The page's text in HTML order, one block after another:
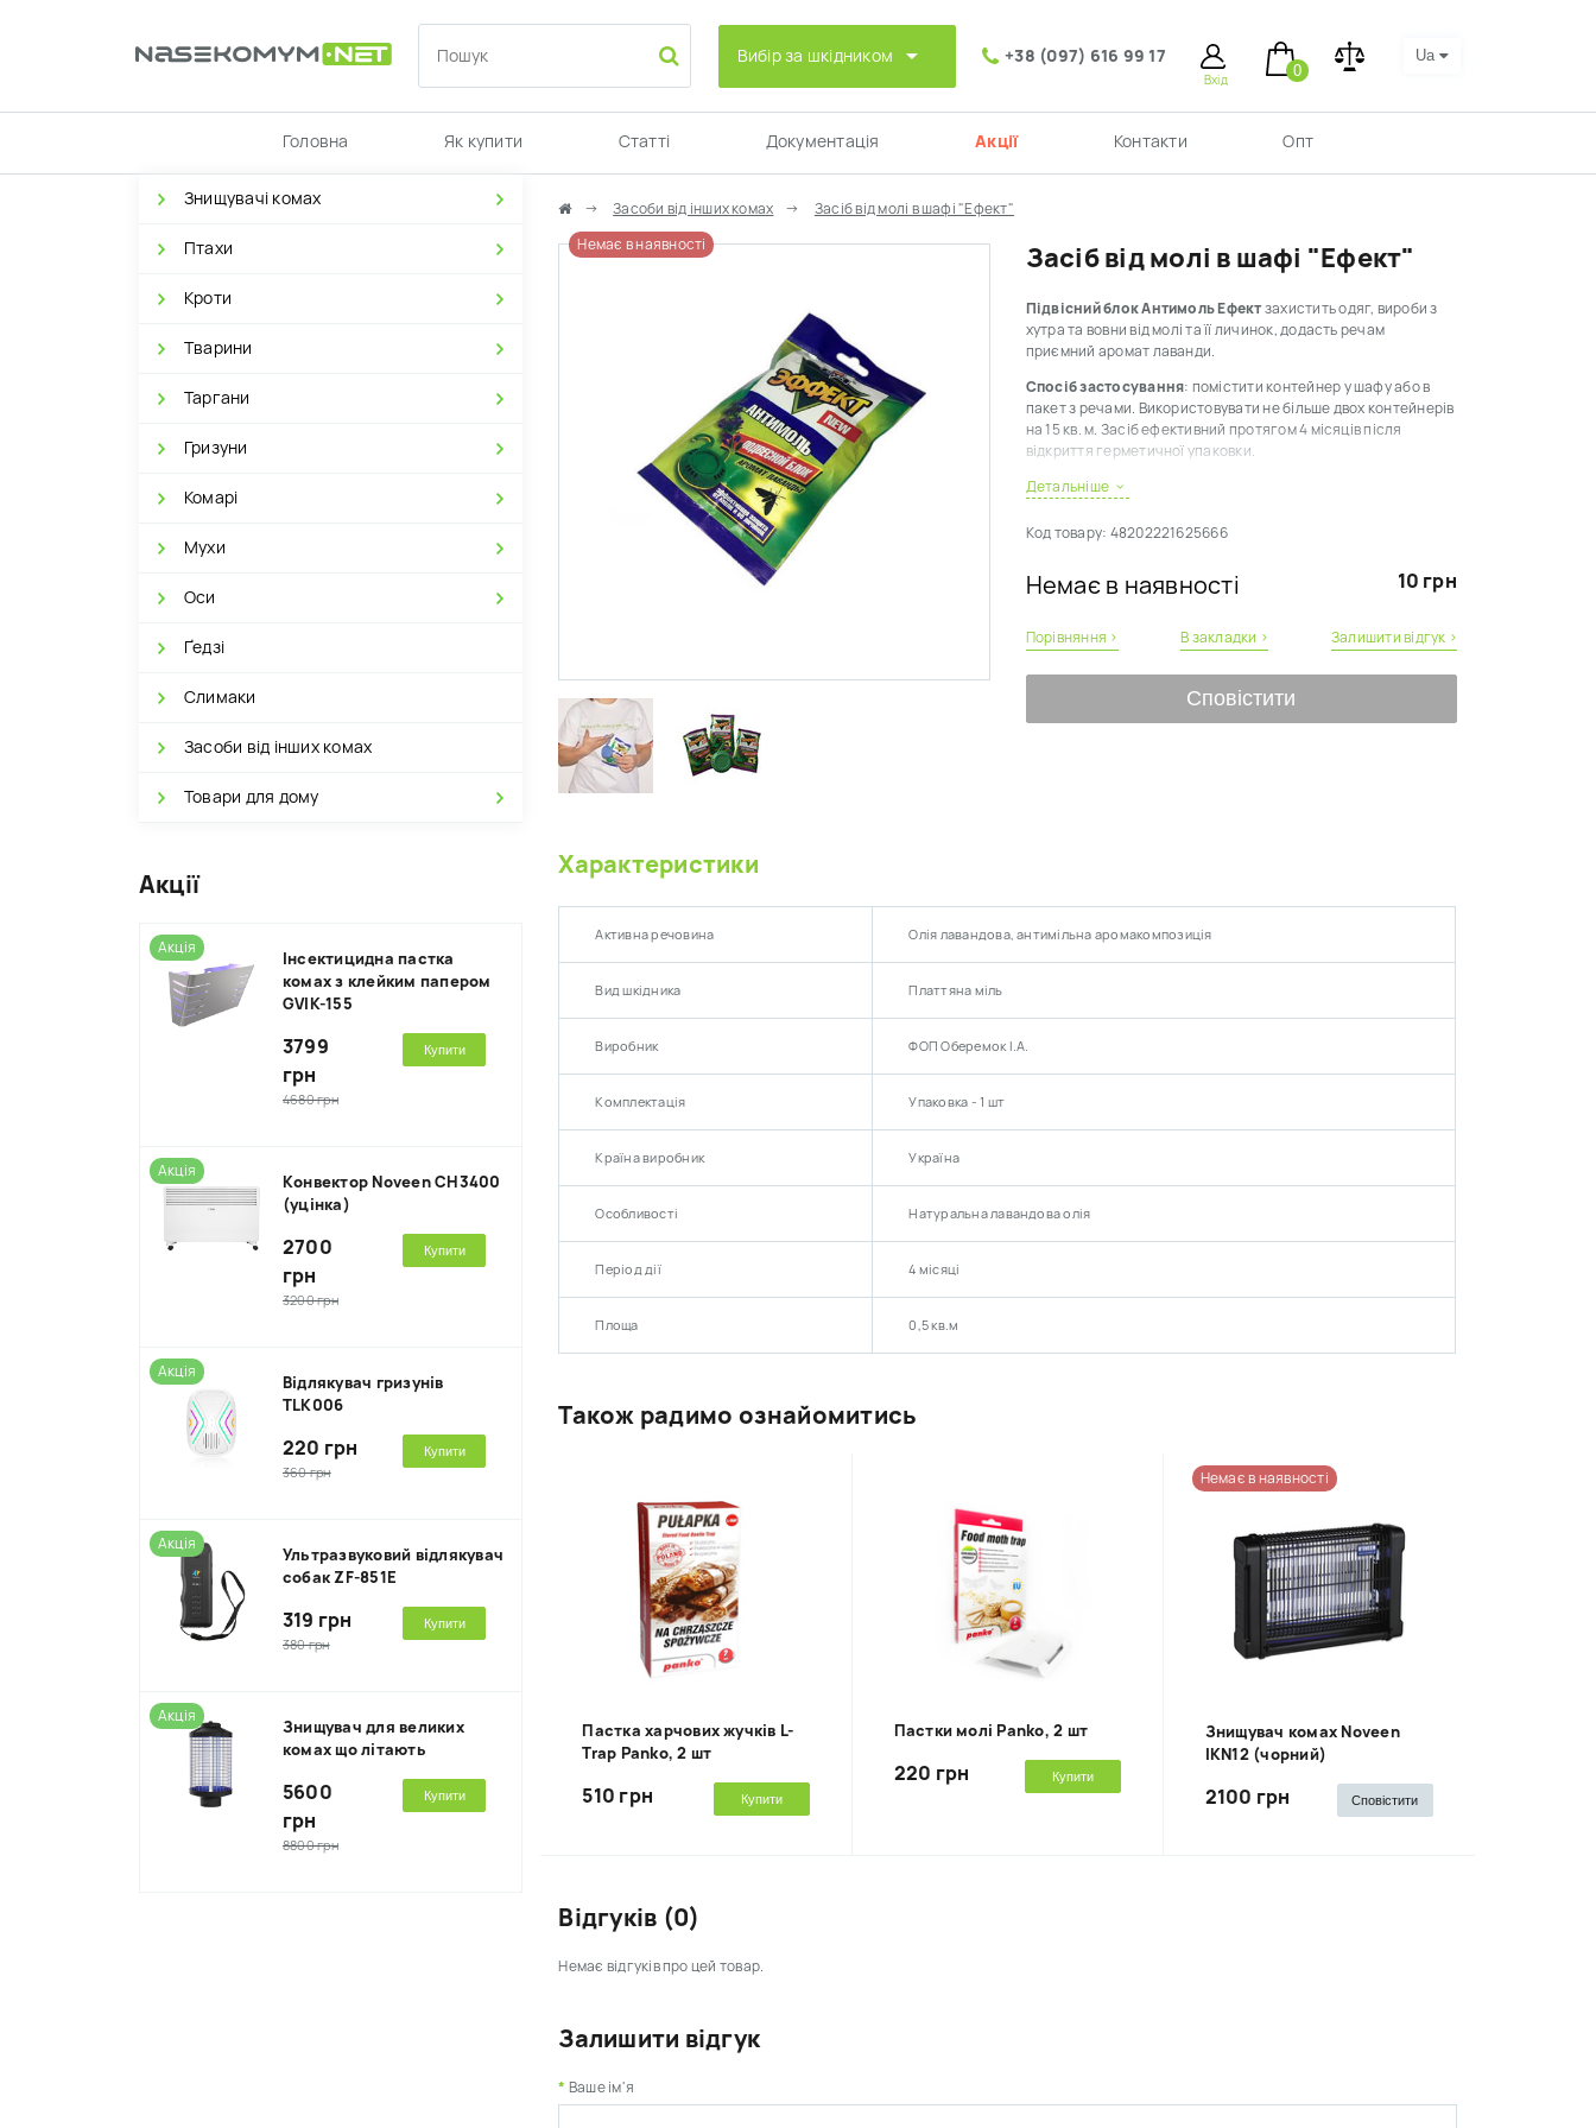
Вибір за шкідником +38 (097) 616 99 17
Вхід
0
Ua
Головна Як купити Статті Документація Акції Контакти Опт
Знищувачі комах
Птахи
Кроти
Тварини
Таргани
Гризуни
Комарі
Мухи
Оси
Ґедзі
Слимаки
Засоби від інших комах
Товари для дому
Акції
Акція
Інсектицидна пастка
комах з клейким папером
GVIK-155
3799
грн
4680 грн
Купити
Акція
Kонвектор Noveen CH3400
(уцінка)
2700
грн
3200 грн
Купити
Акція
Відлякувач гризунів
TLK006
220 грн
360 грн
Купити
Акція
Ультразвуковий відлякувач
собак ZF-851E
319 грн
380 грн
Купити
Акція
Знищувач для великих
комах що літають
5600
грн
8800 грн
Купити
Засоби від інших комах
Засіб від молі в шафі "Ефект"
Немає в наявності
Засіб від молі в шафі "Ефект"
Підвісний блок Антимоль Ефектзахистить одяг, вироби з
хутра та вовни від молі та її личинок, додасть речам
приємний аромат лаванди.
Спосіб застосування: помістити контейнер у шафу або в
пакет з речами. Використовувати не більше двох контейнерів
на 15 кв. м. Засіб ефективний протягом 4 місяців після
відкриття герметичної упаковки.
Детальніше
Код товару: 48202221625666
Немає в наявності 10 грн
Порівняння › В закладки › Залишити відгук ›
Сповістити
Характеристики
Активна речовина Олія лавандова, антимільна аромакомпозиція
Вид шкідника Платтяна міль
Виробник ФОП Оберемок I.А.
Комплектація Упаковка - 1 шт
Країна виробник Україна
Особливості Натуральна лавандова олія
Період дії 4 місяці
Площа 0,5 кв.м
Також радимо ознайомитись
Пастка харчових жучків L-
Trap Panko, 2 шт
510 грн Купити
Пастки молі Panko, 2 шт
220 грн Купити
Немає в наявності
Знищувач комах Noveen
IKN12 (чорний)
2100 грн Сповістити
Відгуків (0)
Немає відгуків про цей товар.
Залишити відгук
Ваше ім'я